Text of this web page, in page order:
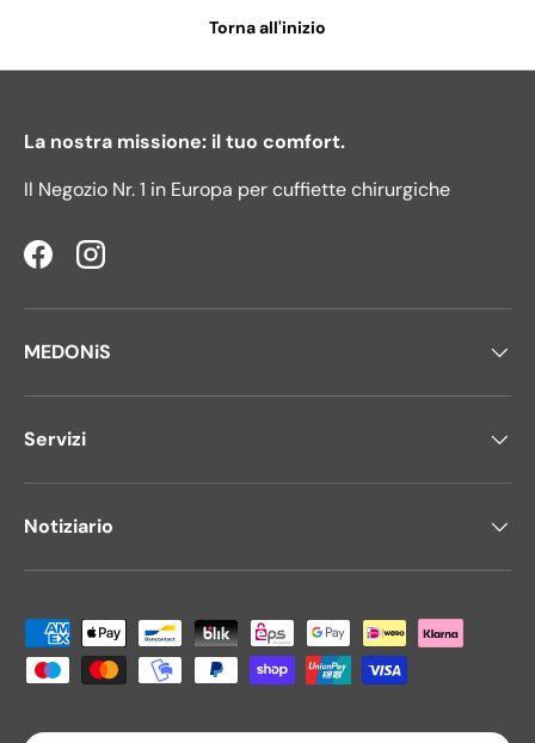
Torna all'inizio
La nostra missione: il tuo comfort.
Il Negozio Nr. 1 in Europa per cuffiette chirurgiche
FacebookInstagram
MEDONiS
Servizi
Notiziario
Metodi di pagamento accettati